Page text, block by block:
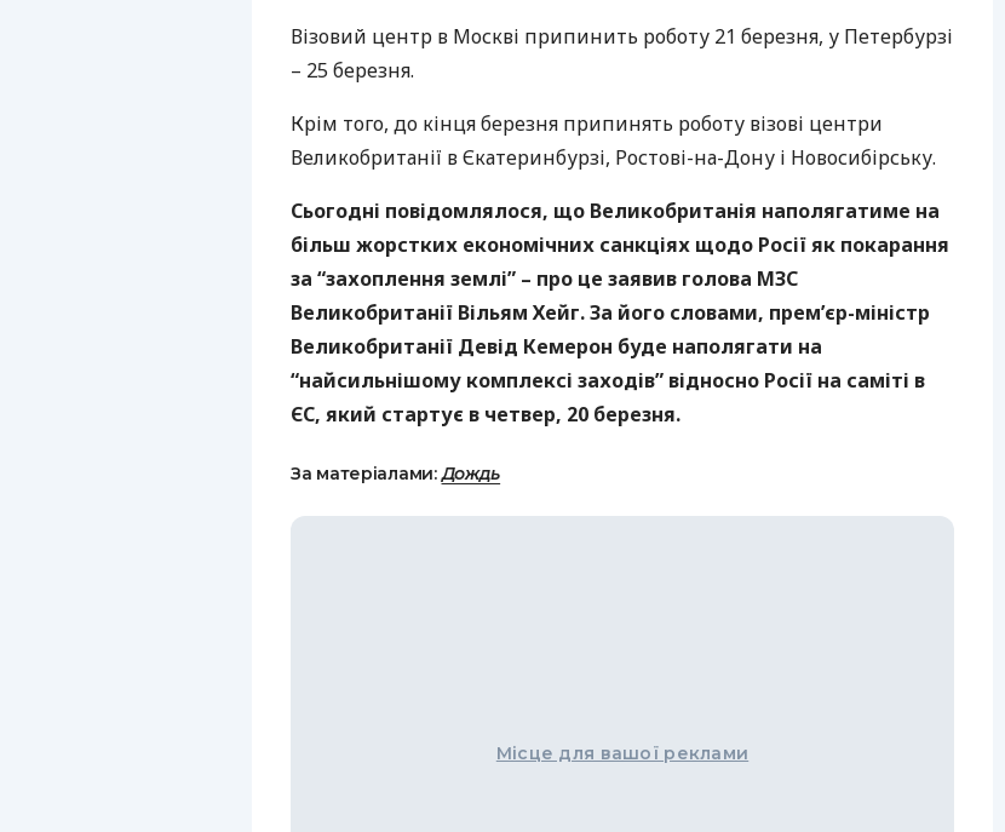
РЕЙТИНГ ДЕБЕТОВИХ
КЕШБЕКУ
БАНКІВСЬКИХ КАРТКАХ
Візовий центр в Москві припинить роботу 21 березня, у Петербурзі
– 25 березня.
Крім того, до кінця березня припинять роботу візові центри
Великобританії в Єкатеринбурзі, Ростові-на-Дону і Новосибірську.
Сьогодні повідомлялося, що Великобританія наполягатиме на
більш жорстких економічних санкціях щодо Росії як покарання
за “захоплення землі” – про це заявив голова МЗС
Великобританії Вільям Хейг. За його словами, прем’єр-міністр
Великобританії Девід Кемерон буде наполягати на
“найсильнішому комплексі заходів” відносно Росії на саміті в
ЄС, який стартує в четвер, 20 березня.
За матеріалами:Дождь
Місце для вашої реклами